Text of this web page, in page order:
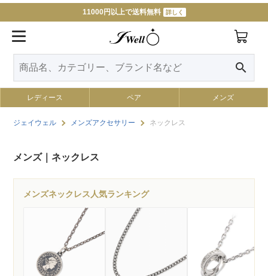
11000円以上で送料無料 詳しく
search
レディース ペア メンズ
ジェイウェル メンズアクセサリー ネックレス
メンズ｜ネックレス
メンズネックレス人気ランキング